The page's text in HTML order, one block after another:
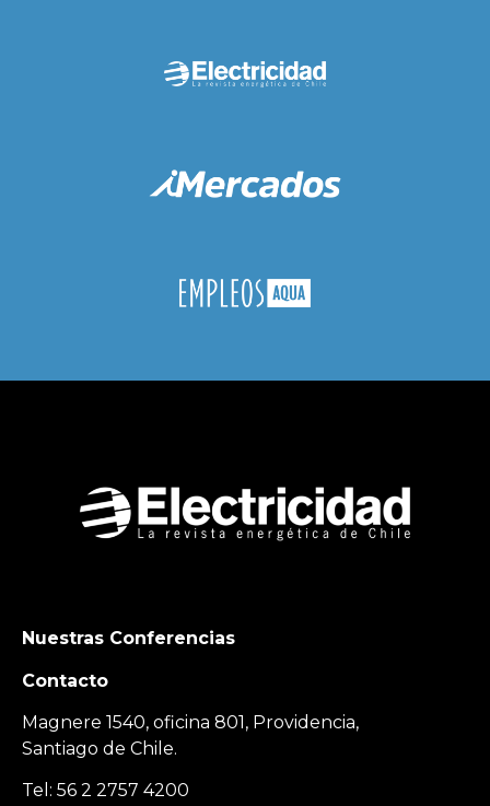
Nuestras Conferencias
Contacto
Magnere 1540, oficina 801, Providencia,
Santiago de Chile.
Tel: 56 2 2757 4200